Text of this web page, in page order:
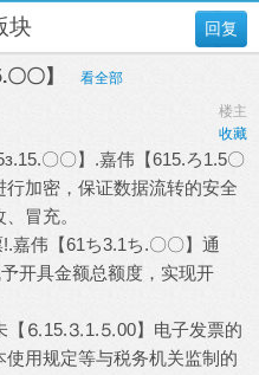
回复
块
〇】 看全部
楼主
收藏
〇〇】.嘉伟【615.ろ1.5〇
加密，保证数据流转的安全
冒充。
嘉伟【61ち3.1ち.〇〇】通
开具金额总额度，实现开
【⒍15.⒊1.⒌00】电子发票的
用规定等与税务机关监制的